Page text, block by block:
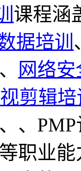
课程涵
据培训
、
网络
剪辑培
、
职业